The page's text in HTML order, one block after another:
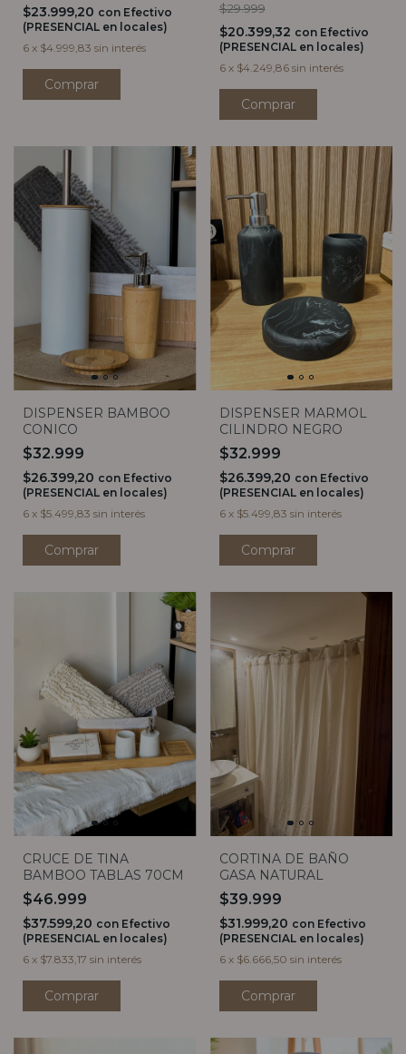
$23.999,20 con Efectivo
(PRESENCIAL en locales)
6 x $4.999,83 sin interés
$29.999
$20.399,32 con Efectivo
(PRESENCIAL en locales)
6 x $4.249,86 sin interés
DISPENSER BAMBOO
CONICO
$32.999
$26.399,20 con Efectivo
(PRESENCIAL en locales)
6 x $5.499,83 sin interés
DISPENSER MARMOL
CILINDRO NEGRO
$32.999
$26.399,20 con Efectivo
(PRESENCIAL en locales)
6 x $5.499,83 sin interés
CRUCE DE TINA
BAMBOO TABLAS 70CM
$46.999
$37.599,20 con Efectivo
(PRESENCIAL en locales)
6 x $7.833,17 sin interés
CORTINA DE BAÑO
GASA NATURAL
$39.999
$31.999,20 con Efectivo
(PRESENCIAL en locales)
6 x $6.666,50 sin interés